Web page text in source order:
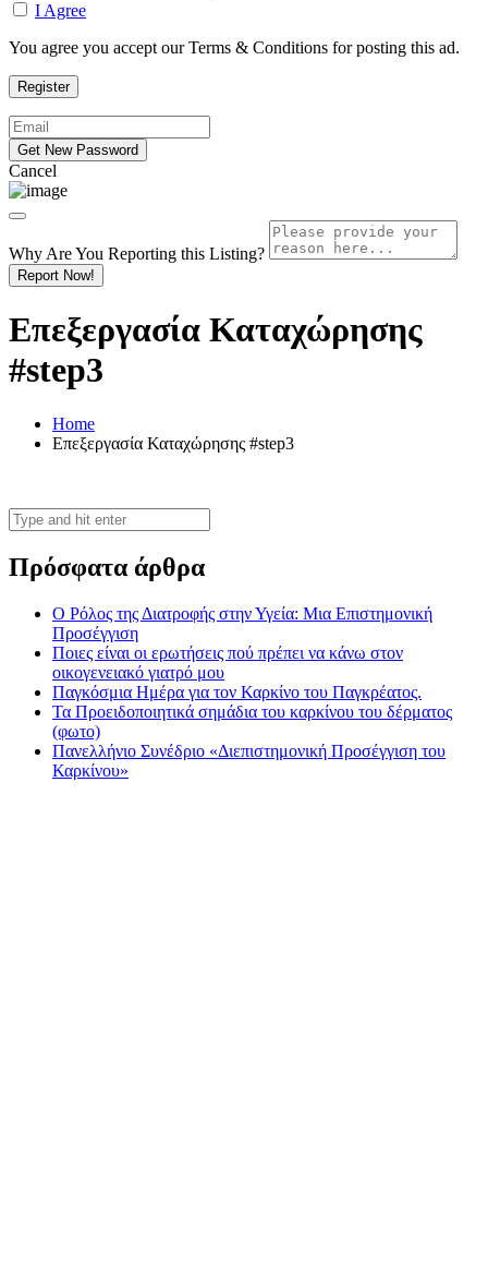
I Agree
You agree you accept our Terms & Conditions for posting this ad.
Cancel
Why Are You Reporting this Listing?
Report Now!
Επεξεργασία Καταχώρησης
#step3
Home
Επεξεργασία Καταχώρησης #step3
Πρόσφατα άρθρα
Ο Ρόλος της Διατροφής στην Υγεία: Μια Επιστημονική
Προσέγγιση
Ποιες είναι οι ερωτήσεις πού πρέπει να κάνω στον
οικογενειακό γιατρό μου
Παγκόσμια Ημέρα για τον Καρκίνο του Παγκρέατος.
Τα Προειδοποιητικά σημάδια του καρκίνου του δέρματος
(φωτο)
Πανελλήνιο Συνέδριο «Διεπιστημονική Προσέγγιση του
Καρκίνου»